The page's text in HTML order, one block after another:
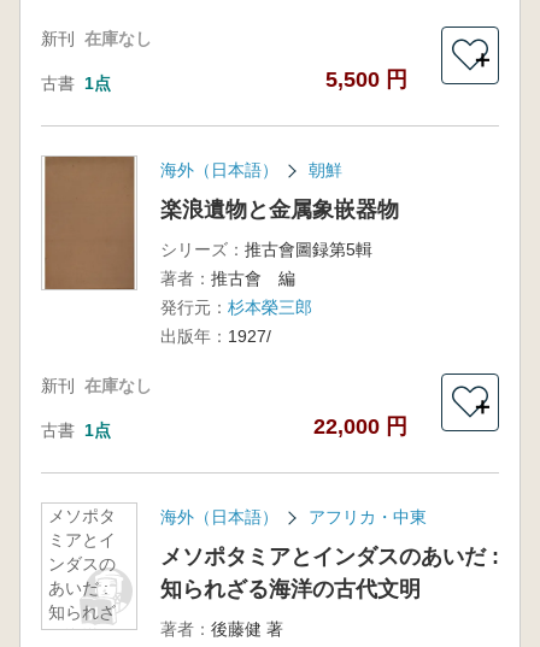
新刊 在庫なし
古書 1点 5,500 円
＋
海外（日本語） 朝鮮
楽浪遺物と金属象嵌器物
シリーズ： 推古會圖録第5輯
著者： 推古會 編
発行元： 杉本榮三郎
出版年： 1927/
新刊 在庫なし
古書 1点 22,000 円
＋
メソポタ
ミアとイ
ンダスの
あいだ :
知られざ
る海洋の
海外（日本語） アフリカ・中東
メソポタミアとインダスのあいだ :
知られざる海洋の古代文明
著者： 後藤健 著